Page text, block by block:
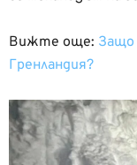
Вижте още: Защо
Гренландия?